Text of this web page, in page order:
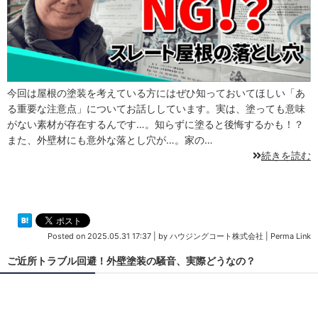
今回は屋根の塗装を考えている方にはぜひ知っておいてほしい「あ
る重要な注意点」についてお話ししています。実は、塗っても意味
がない素材が存在するんです…。知らずに塗ると後悔するかも！？
また、外壁材にも意外な落とし穴が…。家の…
続きを読む
Posted on 2025.05.31 17:37 by ハウジングコート株式会社 Perma Link
ご近所トラブル回避！外壁塗装の騒音、実際どうなの？